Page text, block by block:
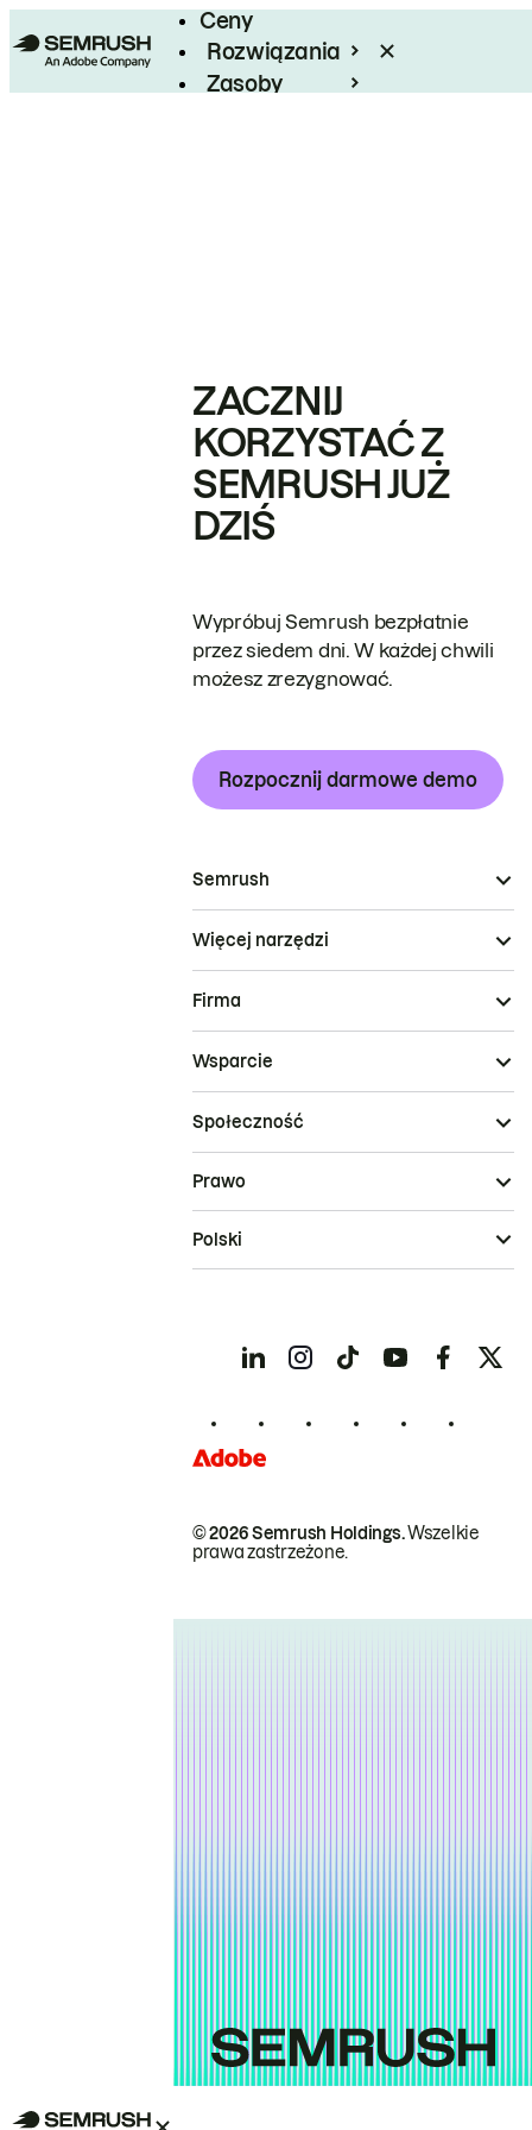
Ceny
Rozwiązania
Zasoby
ZACZNIJ
KORZYSTAĆ Z
SEMRUSH JUŻ
DZIŚ
Wypróbuj Semrush bezpłatnie
przez siedem dni. W każdej chwili
możesz zrezygnować.
Rozpocznij darmowe demo
Semrush
Więcej narzędzi
Firma
Wsparcie
Społeczność
© 2026 Semrush Holdings.Wszelkie
prawa zastrzeżone.
Prawo
Polski